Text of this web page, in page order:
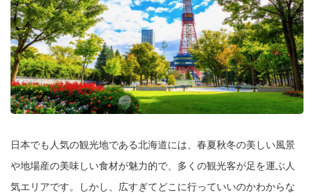
日本でも人気の観光地である北海道には、春夏秋冬の美しい風景
や地場産の美味しい食材が魅力的で、多くの観光客が足を運ぶ人
気エリアです。しかし、広すぎてどこに行っていいのかわからな